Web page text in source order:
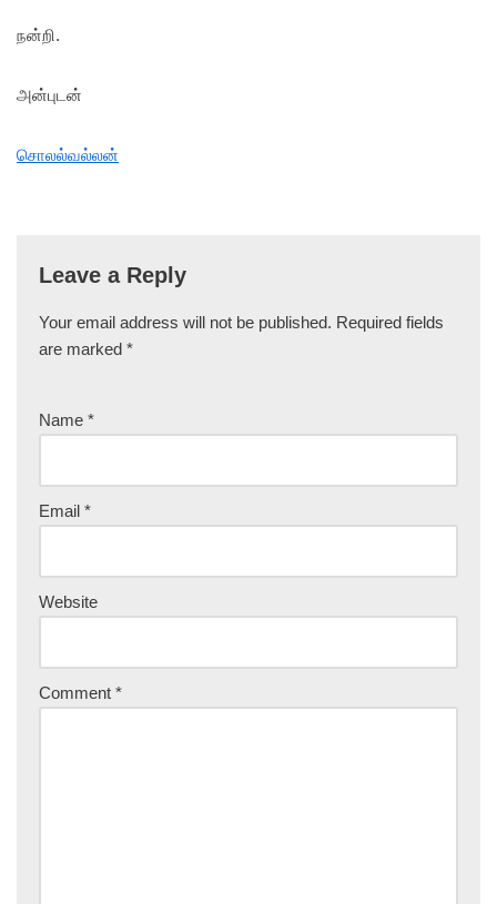
நன்றி.
அன்புடன்
சொலல்வல்லன்
Leave a Reply
Your email address will not be published. Required fields
are marked *
Name *
Email *
Website
Comment *